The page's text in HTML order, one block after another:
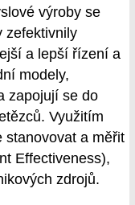
výroby se
zefektivnily
a lepší řízení a
modely,
zapojují se do
Využitím
stanovovat a měřit
Effectiveness),
zdrojů.